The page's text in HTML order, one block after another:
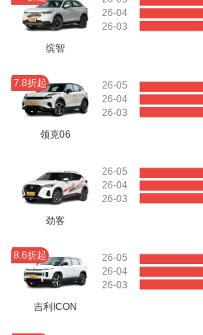
缤智
26-04
26-03
7.8折起
领克06
26-05
26-04
26-03
劲客
26-05
26-04
26-03
8.6折起
吉利ICON
26-05
26-04
26-03